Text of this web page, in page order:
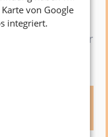
Maps
aufgrund Ihrer
zu
von Google
integriert.